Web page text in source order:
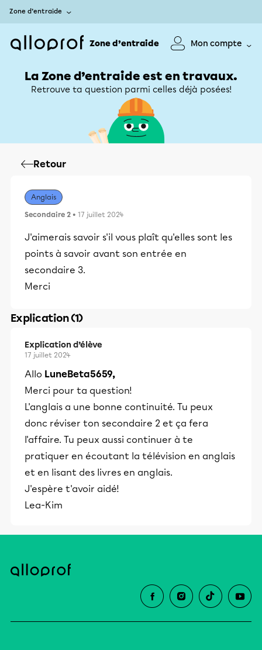
Zone d’entraide
Zone d’entraide Mon compte
La Zone d’entraide est en travaux.
Retrouve ta question parmi celles déjà posées!
Retour
Anglais
Secondaire 2 • 17 juillet 2024
J'aimerais savoir s'il vous plaît qu'elles sont les
points à savoir avant son entrée en
secondaire 3.
Merci
Explication (1)
Explication d’élève
17 juillet 2024
Allo LuneBeta5659,
Merci pour ta question!
L'anglais a une bonne continuité. Tu peux
donc réviser ton secondaire 2 et ça fera
l'affaire. Tu peux aussi continuer à te
pratiquer en écoutant la télévision en anglais
et en lisant des livres en anglais.
J'espère t'avoir aidé!
Lea-Kim